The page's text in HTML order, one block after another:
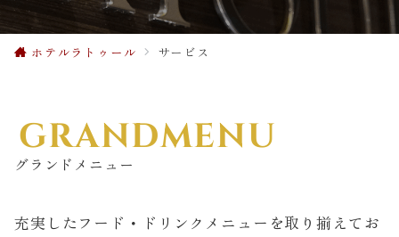
ホテルラトゥール サービス
GRANDMENU
グランドメニュー
充実したフード・ドリンクメニューを取り揃えてお